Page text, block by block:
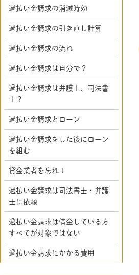
過払い金請求の消滅時効
過払い金請求の引き直し計算
過払い金請求の流れ
過払い金請求は自分で？
過払い金請求は弁護士、司法書
士？
過払い金請求とローン
過払い金請求をした後にローン
を組む
貸金業者を忘れｔ
過払い金請求は司法書士・弁護
士に依頼
過払い金請求は借金している方
すべてが対象ではない
過払い金請求にかかる費用